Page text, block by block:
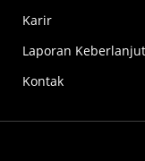
Karir
Laporan
Kontak